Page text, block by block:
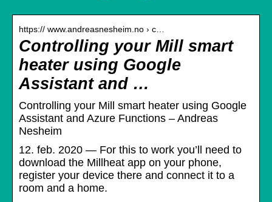
https:// www.andreasnesheim.no › c…
Controlling your Mill smart
heater using Google
Assistant and …
Controlling your Mill smart heater using Google
Assistant and Azure Functions – Andreas
Nesheim
12. feb. 2020 — For this to work you’ll need to
download the Millheat app on your phone,
register your device there and connect it to a
room and a home.